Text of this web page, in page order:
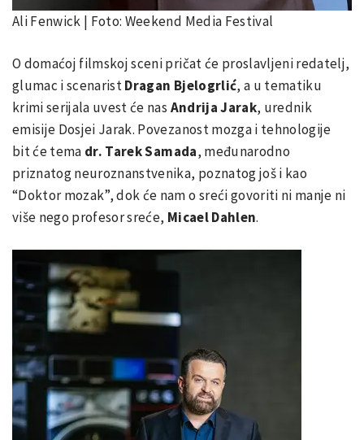
Ali Fenwick | Foto: Weekend Media Festival
O domaćoj filmskoj sceni pričat će proslavljeni redatelj,
glumac i scenaristDragan Bjelogrlić, a u tematiku
krimi serijala uvest će nas Andrija Jarak, urednik
emisije Dosjei Jarak. Povezanost mozga i tehnologije
bit će tema dr. Tarek Samada, međunarodno
priznatog neuroznanstvenika, poznatog još i kao
“Doktor mozak”, dok će nam o sreći govoriti ni manje ni
više nego profesor sreće, Micael Dahlen.